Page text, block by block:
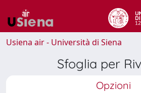
Usiena air - Università di Siena
Sfoglia per
Opzioni